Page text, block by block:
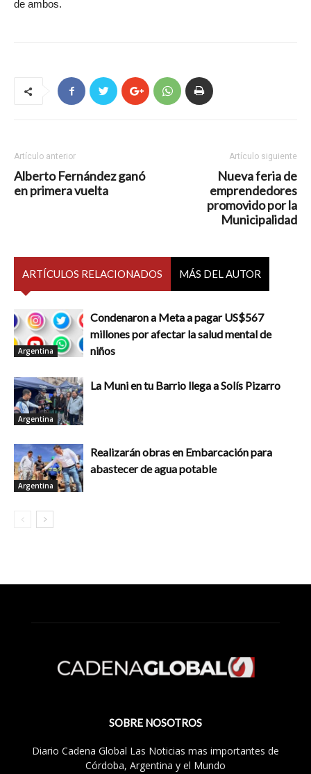
de ambos.
Artículo anterior
Alberto Fernández ganó
en primera vuelta
Artículo siguiente
Nueva feria de
emprendedores
promovido por la
Municipalidad
ARTÍCULOS RELACIONADOS MÁS DEL AUTOR
Argentina
Condenaron a Meta a pagar US$567
millones por afectar la salud mental de
niños
Argentina
La Muni en tu Barrio llega a Solís Pizarro
Argentina
Realizarán obras en Embarcación para
abastecer de agua potable
SOBRE NOSOTROS
Diario Cadena Global Las Noticias mas importantes de
Córdoba, Argentina y el Mundo